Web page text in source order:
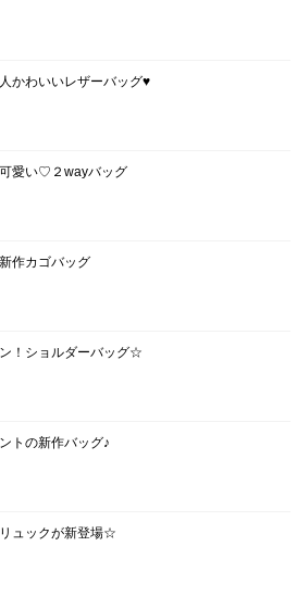
かわいいレザーバッグ♥
愛い♡２wayバッグ
作カゴバッグ
！ショルダーバッグ☆
トの新作バッグ♪
ュックが新登場☆